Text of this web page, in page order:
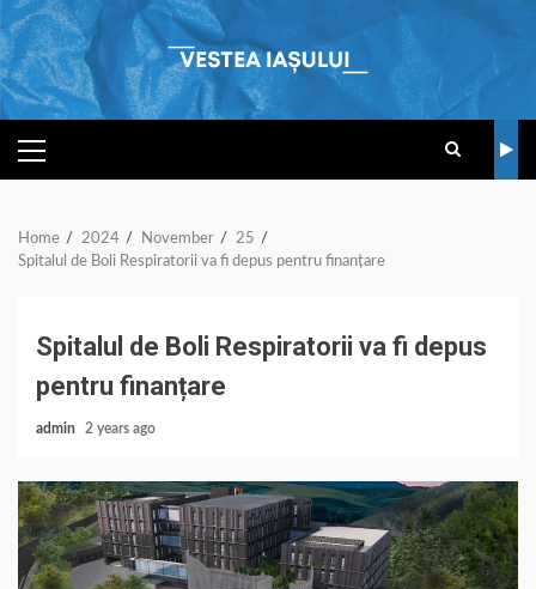
Skip
to
content
PRIMARY
MENU
Home 2024 November
25
Spitalul de Boli Respiratorii va fi depus pentru finanțare
Spitalul de Boli Respiratorii va fi depus
pentru finanțare
admin 2 years ago